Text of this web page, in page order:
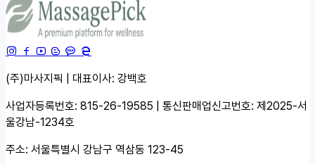
(주)마사지픽 | 대표이사: 강백호
사업자등록번호: 815-26-19585 | 통신판매업신고번호: 제2025-서
울강남-1234호
주소: 서울특별시 강남구 역삼동 123-45